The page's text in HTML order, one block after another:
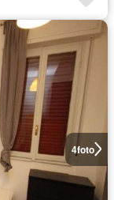
4foto